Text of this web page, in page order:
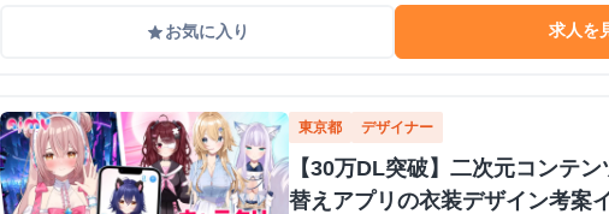
gradeお気に入り 求人を
東京都 デザイナー
【30万DL突破】二次元コンテ
替えアプリの衣装デザイン考案